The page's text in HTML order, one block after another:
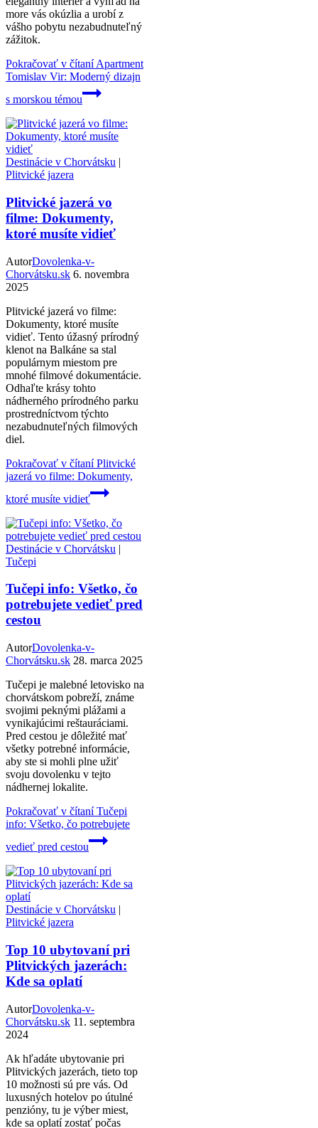
more vás okúzlia a urobí z
vášho pobytu nezabudnuteľný
zážitok.
Pokračovať v čítaníApartment
Tomislav Vir: Moderný dizajn
s morskou témou
Destinácie v Chorvátsku |
Plitvické jazera
Plitvické jazerá vo
filme: Dokumenty,
ktoré musíte vidieť
AutorDovolenka-v-
Chorvátsku.sk 6. novembra
2025
Plitvické jazerá vo filme:
Dokumenty, ktoré musíte
vidieť. Tento úžasný prírodný
klenot na Balkáne sa stal
populárnym miestom pre
mnohé filmové dokumentácie.
Odhaľte krásy tohto
nádherného prírodného parku
prostredníctvom týchto
nezabudnuteľných filmových
diel.
Pokračovať v čítaníPlitvické
jazerá vo filme: Dokumenty,
ktoré musíte vidieť
Destinácie v Chorvátsku |
Tučepi
Tučepi info: Všetko, čo
potrebujete vedieť pred
cestou
AutorDovolenka-v-
Chorvátsku.sk 28. marca 2025
Tučepi je malebné letovisko na
chorvátskom pobreží, známe
svojimi peknými plážami a
vynikajúcimi reštauráciami.
Pred cestou je dôležité mať
všetky potrebné informácie,
aby ste si mohli plne užiť
svoju dovolenku v tejto
nádhernej lokalite.
Pokračovať v čítaníTučepi
info: Všetko, čo potrebujete
vedieť pred cestou
Destinácie v Chorvátsku |
Plitvické jazera
Top 10 ubytovaní pri
Plitvických jazerách:
Kde sa oplatí
AutorDovolenka-v-
Chorvátsku.sk 11. septembra
2024
Ak hľadáte ubytovanie pri
Plitvických jazerách, tieto top
10 možnosti sú pre vás. Od
luxusných hotelov po útulné
penzióny, tu je výber miest,
kde sa oplatí zostať počas